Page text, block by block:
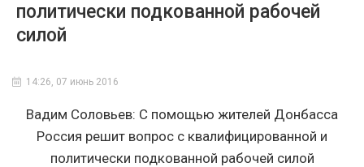
политически подкованной рабочей
силой
14:26, 07 июнь 2016
Вадим Соловьев: С помощью жителей Донбасса
Россия решит вопрос с квалифицированной и
политически подкованной рабочей силой